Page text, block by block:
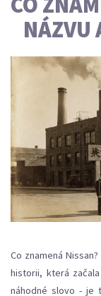
NÁZVU
Co znamená
historii, která
náhodné slovo - je